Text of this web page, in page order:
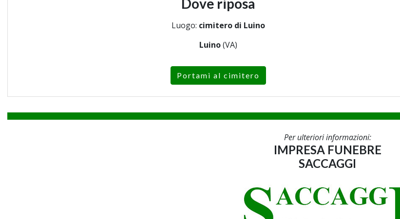
Dove riposa
Luogo: cimitero di Luino
Luino(VA)
Portami al cimitero
Per ulteriori informazioni:
IMPRESA FUNEBRE
SACCAGGI